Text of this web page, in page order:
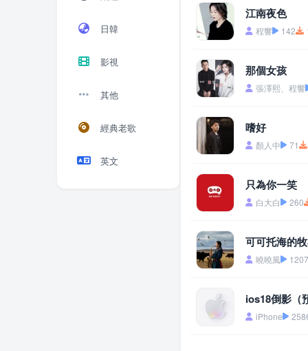
日韓
影視
其他
經典老歌
英文
江南夜色
程響 142
那個女孩
張澤熙、程響
嗜好
顏人中 71
只為你一笑
白大白 260
可可托海的
曉曉風 1207
ios18倒影（
iPhone